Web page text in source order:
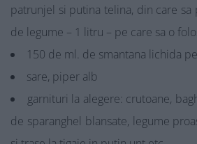
patrunjel si putina telina, din care
de legume – 1 litru – pe care sa o
150 de ml. de smantana lichida
sare, piper alb
garnituri la alegere: crutoane,
de sparanghel blansate, legume